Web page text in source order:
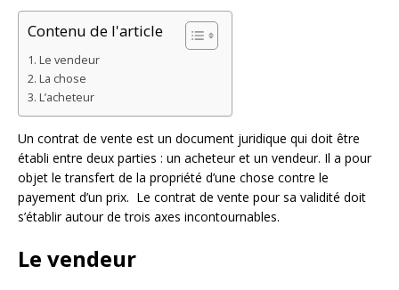
Contenu de l'article
Le vendeur
La chose
L’acheteur
Un contrat de vente est un document juridique qui doit être
établi entre deux parties : un acheteur et un vendeur. Il a pour
objet le transfert de la propriété d’une chose contre le
payement d’un prix. Le contrat de vente pour sa validité doit
s’établir autour de trois axes incontournables.
Le vendeur